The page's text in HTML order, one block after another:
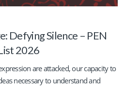
Defying Silence – PEN
2026
are attacked, our capacity to
necessary to understand and